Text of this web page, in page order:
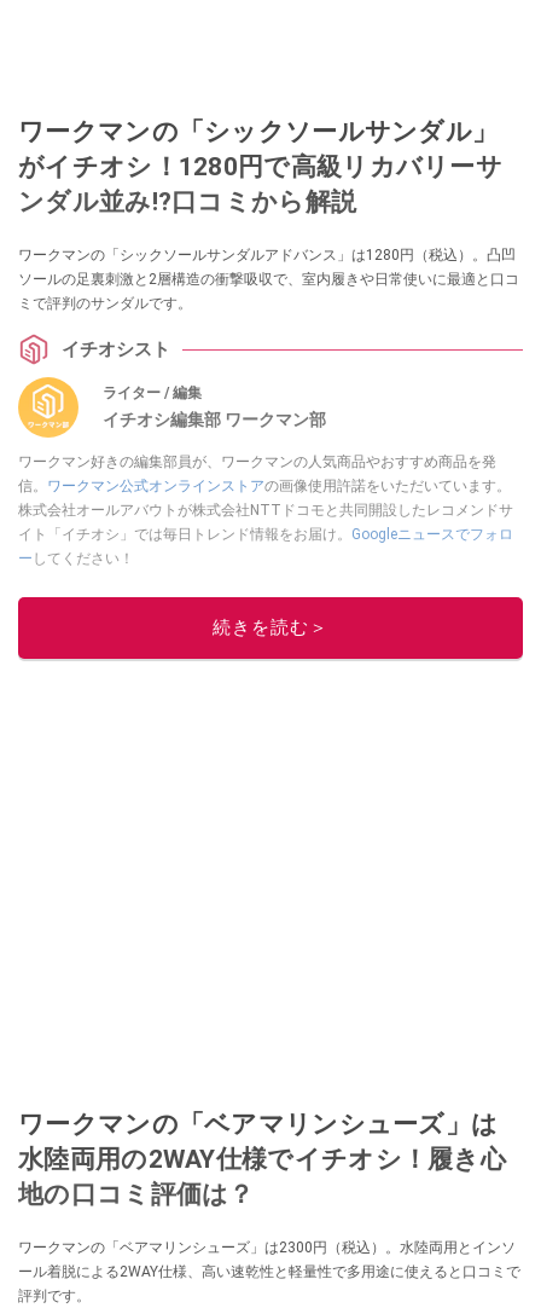
ワークマンの「シックソールサンダル」
がイチオシ！1280円で高級リカバリーサ
ンダル並み!?口コミから解説
ワークマンの「シックソールサンダルアドバンス」は1280円（税込）。凸凹
ソールの足裏刺激と2層構造の衝撃吸収で、室内履きや日常使いに最適と口コ
ミで評判のサンダルです。
イチオシスト
ライター / 編集
イチオシ編集部 ワークマン部
ワークマン好きの編集部員が、ワークマンの人気商品やおすすめ商品を発
信。 ワークマン公式オンラインストアの画像使用許諾をいただいています。
株式会社オールアバウトが株式会社NTTドコモと共同開設したレコメンドサ
イト「イチオシ」では毎日トレンド情報をお届け。 Googleニュースでフォロ
ー してください！
このイチオシストの他の記事を読む
続きを読む＞
ワークマンの「ベアマリンシューズ」は
水陸両用の2WAY仕様でイチオシ！履き心
地の口コミ評価は？
ワークマンの「ベアマリンシューズ」は2300円（税込）。水陸両用とインソ
ール着脱による2WAY仕様、高い速乾性と軽量性で多用途に使えると口コミで
評判です。